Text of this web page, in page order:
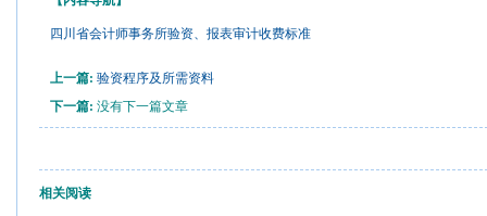
四川省会计师事务所验资、报表审计收费标准
上一篇: 验资程序及所需资料
下一篇: 没有下一篇文章
相关阅读